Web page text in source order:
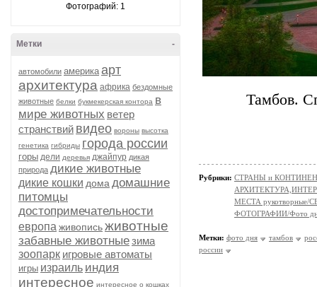
Фотографий: 1
-
Метки
автомобили америка арт
архитектура африка бездомные
животные белки букмекерская контора в
мире животных ветер
странствий видео вороны высотка
генетика гибриды города россии
горы дели деревья джайпур дикая
природа дикие животные
дикие кошки дома домашние
питомцы
достопримечательности
европа живописьживотные
забавные животныезима
зоопарк игровые автоматы
игры израиль индия
интересное интересное о кошках
Тамбов.
Рубрики: СТРАНЫ и
МЕСТА
ФОТОГРАФИИ/Фото
Метки: фото дня тамбов
россии